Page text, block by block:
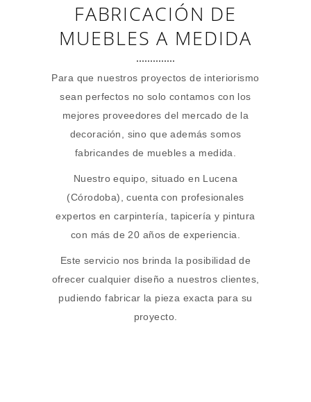
FABRICACIÓN DE
MUEBLES A MEDIDA
Para que nuestros proyectos de interiorismo
sean perfectos no solo contamos con los
mejores proveedores del mercado de la
decoración, sino que además somos
fabricandes de muebles a medida.
Nuestro equipo, situado en Lucena
(Córodoba), cuenta con profesionales
expertos en carpintería, tapicería y pintura
con más de 20 años de experiencia.
Este servicio nos brinda la posibilidad de
ofrecer cualquier diseño a nuestros clientes,
pudiendo fabricar la pieza exacta para su
proyecto.